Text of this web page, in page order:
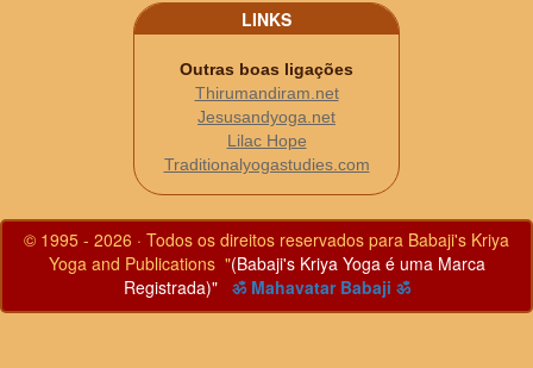
LINKS
Outras boas ligações
Thirumandiram.net
Jesusandyoga.net
Lilac Hope
Traditionalyogastudies.com
© 1995 - 2026 · Todos os direitos reservados para Babaji's Kriya
Yoga and Publications "(Babaji's Kriya Yoga é uma Marca
Registrada)"
ॐ Mahavatar Babaji ॐ